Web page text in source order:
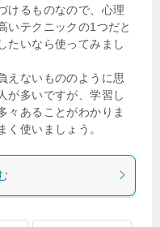
けるものなので、心理
いテクニックの1つだと
たいなら使ってみまし
えないもののように思
が多いですが、学習し
々あることがわかりま
く使いましょう。